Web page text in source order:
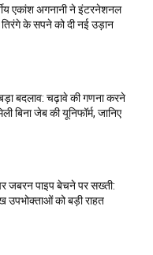
एकांश अगनानी ने इंटरनेशनल
तिरंगे के सपने को दी नई उड़ान
बदलाव: चढ़ावे की गणना करने
बिना जेब की यूनिफॉर्म, जानिए
जबरन पाइप बेचने पर सख्ती:
उपभोक्ताओं को बड़ी राहत